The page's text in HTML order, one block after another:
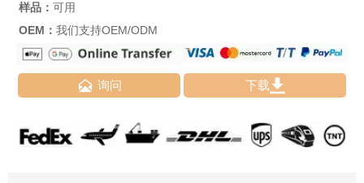
样品： 可用
OEM： 我们支持OEM/ODM
 询问 下载